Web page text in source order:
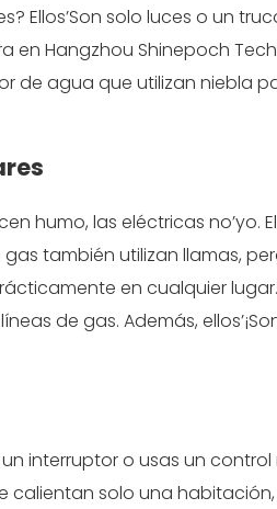
Ellos’Son solo luces o un
en Hangzhou Shinepoch
de agua que utilizan niebla
humo, las eléctricas no’yo.
también utilizan llamas,
en cualquier
de gas. Además,
interruptor o usas un
calientan solo una